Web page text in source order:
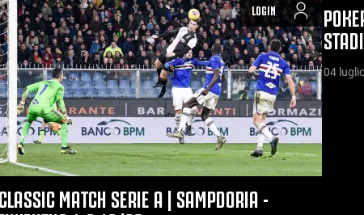
LOGIN
CLASSIC MATCH SERIE A | SAMPDORIA -
04